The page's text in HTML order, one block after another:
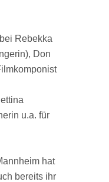
Rebekka
Don
u.a. für
hat
bereits ihr